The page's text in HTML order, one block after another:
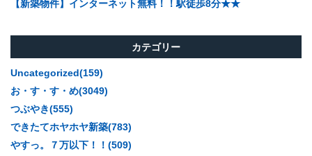
【新築物件】インターネット無料！！駅徒歩8分★★
カテゴリー
Uncategorized(159)
お・す・す・め(3049)
つぶやき(555)
できたてホヤホヤ新築(783)
やすっ。７万以下！！(509)